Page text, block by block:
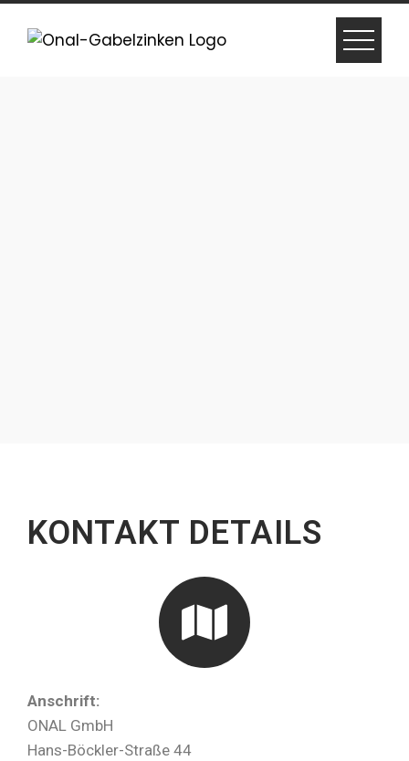
KONTAKT DETAILS
Anschrift:
ONAL GmbH
Hans-Böckler-Straße 44